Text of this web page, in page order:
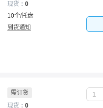
现货
0
10个/托盘
到货通知
需订货
现货
0